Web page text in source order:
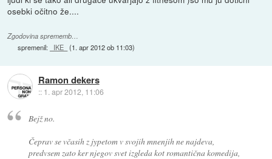
osebki očitno že....
Zgodovina sprememb…
spremenil: _IKE_ (1. apr 2012 ob 11:03)
Ramon dekers
:: 1. apr 2012, 11:06
Bejž no.
Čeprav se včasih z jypetom v svojih mnenjih ne najdeva,
predvsem zato ker njegov svet izgleda kot romantična komedija,